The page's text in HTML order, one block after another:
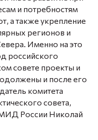
и потребностям
а также укрепление
регионов и
Именно на это
российского
совете проекты и
и после его
комитета
совета,
России Николай